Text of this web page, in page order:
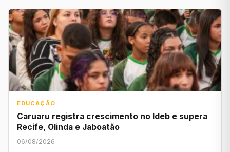
EDUCAÇÃO
Caruaru registra crescimento no Ideb e supera
Recife, Olinda e Jaboatão
06/08/2026